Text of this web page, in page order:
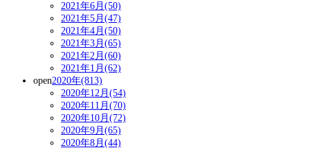
2021年6月(50)
2021年5月(47)
2021年4月(50)
2021年3月(65)
2021年2月(60)
2021年1月(62)
open2020年(813)
2020年12月(54)
2020年11月(70)
2020年10月(72)
2020年9月(65)
2020年8月(44)